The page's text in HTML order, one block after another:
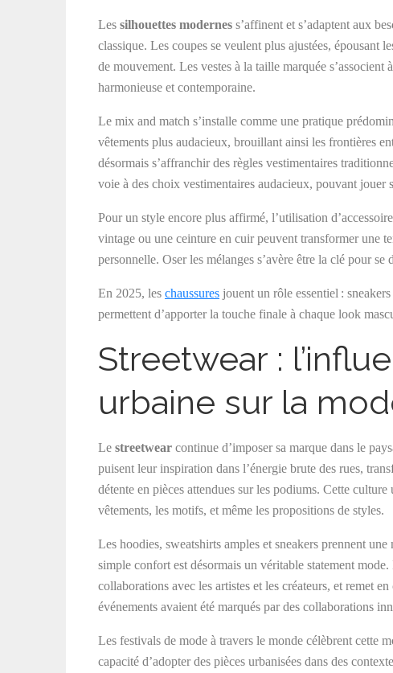
Les silhouettes modernes s’affinent et s’adaptent aux
classique. Les coupes se veulent plus ajustées, épousant
de mouvement. Les vestes à la taille marquée s’associent
harmonieuse et contemporaine.
Le mix and match s’installe comme une pratique
vêtements plus audacieux, brouillant ainsi les frontières
désormais s’affranchir des règles vestimentaires
voie à des choix vestimentaires audacieux, pouvant jouer
Pour un style encore plus affirmé, l’utilisation
vintage ou une ceinture en cuir peuvent transformer une
personnelle. Oser les mélanges s’avère être la clé pour se
En 2025, les chaussures jouent un rôle essentiel :
permettent d’apporter la touche finale à chaque look
Streetwear :
urbaine sur la
Le streetwear continue d’imposer sa marque dans le
puisent leur inspiration dans l’énergie brute des rues,
détente en pièces attendues sur les podiums. Cette
vêtements, les motifs, et même les propositions de styles.
Les hoodies, sweatshirts amples et sneakers prennent
simple confort est désormais un véritable statement mode.
collaborations avec les artistes et les créateurs, et remet
événements avaient été marqués par des collaborations
Les festivals de mode à travers le monde célèbrent cette
capacité d’adopter des pièces urbanisées dans des